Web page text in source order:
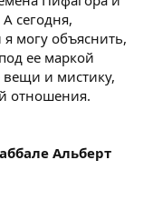
сегодня,
могу объяснить,
ее маркой
и мистику,
отношения.
Альберт